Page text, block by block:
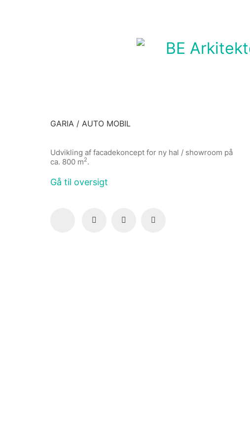
GARIA / AUTO MOBIL
Udvikling af facadekoncept for ny hal / showroom på
ca. 800 m2.
Gå til oversigt